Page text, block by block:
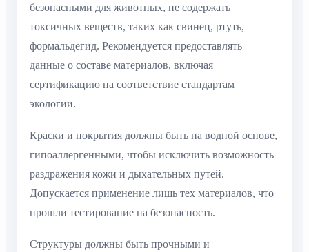
безопасными для животных, не содержать
токсичных веществ, таких как свинец, ртуть,
формальдегид. Рекомендуется предоставлять
данные о составе материалов, включая
сертификацию на соответствие стандартам
экологии.
Краски и покрытия должны быть на водной основе,
гипоаллергенными, чтобы исключить возможность
раздражения кожи и дыхательных путей.
Допускается применение лишь тех материалов, что
прошли тестирование на безопасность.
Структуры должны быть прочными и